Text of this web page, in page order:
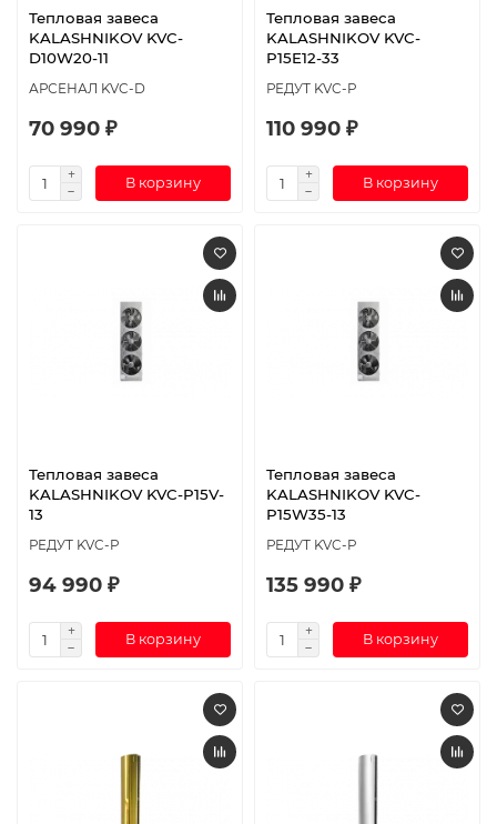
Тепловая завеса
KALASHNIKOV KVC-
D10W20-11
АРСЕНАЛ KVC-D
70 990 ₽
В корзину
Тепловая завеса
KALASHNIKOV KVC-
P15E12-33
РЕДУТ KVC-P
110 990 ₽
В корзину
Тепловая завеса
KALASHNIKOV KVC-P15V-
13
РЕДУТ KVC-P
94 990 ₽
В корзину
Тепловая завеса
KALASHNIKOV KVC-
P15W35-13
РЕДУТ KVC-P
135 990 ₽
В корзину